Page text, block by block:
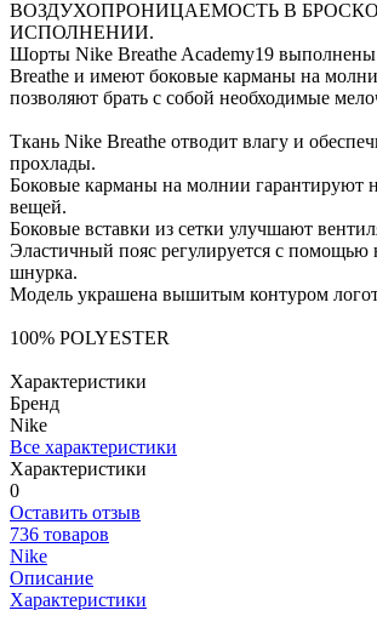
ВОЗДУХОПРОНИЦАЕМОСТЬ В
ИСПОЛНЕНИИ.
Шорты Nike Breathe Academy19 выполнены
Breathe и имеют боковые карманы на
позволяют брать с собой необходимые
Ткань Nike Breathe отводит влагу и
прохлады.
Боковые карманы на молнии гарантируют
вещей.
Боковые вставки из сетки улучшают
Эластичный пояс регулируется с помощью
шнурка.
Модель украшена вышитым контуром
100% POLYESTER
Характеристики
Бренд
Nike
Все характеристики
Характеристики
0
Оставить отзыв
736 товаров
Nike
Описание
Характеристики